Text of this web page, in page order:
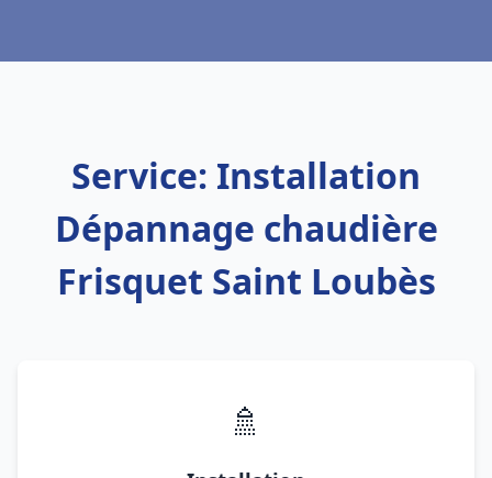
Service: Installation
Dépannage chaudière
Frisquet Saint Loubès
🚿